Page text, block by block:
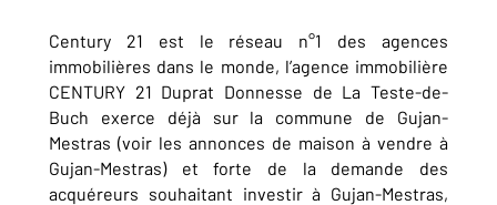
Century 21 est le réseau n°1 des agences
immobilières dans le monde, l’agence immobilière
CENTURY 21 Duprat Donnesse de La Teste-de-
Buch exerce déjà sur la commune de Gujan-
Mestras (voir les annonces de maison à vendre à
Gujan-Mestras) et forte de la demande des
acquéreurs souhaitant investir à Gujan-Mestras,